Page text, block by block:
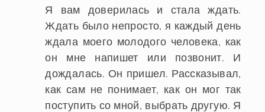
Я вам доверилась и стала ждать.
Ждать было непросто, я каждый день
ждала моего молодого человека, как
он мне напишет или позвонит. И
дождалась. Он пришел. Рассказывал,
как сам не понимает, как он мог так
поступить со мной, выбрать другую. Я